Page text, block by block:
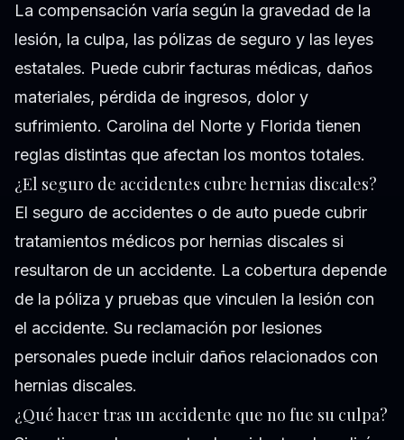
La compensación varía según la gravedad de la
lesión, la culpa, las pólizas de seguro y las leyes
estatales. Puede cubrir facturas médicas, daños
materiales, pérdida de ingresos, dolor y
sufrimiento. Carolina del Norte y Florida tienen
reglas distintas que afectan los montos totales.
¿El seguro de accidentes cubre hernias discales?
El seguro de accidentes o de auto puede cubrir
tratamientos médicos por hernias discales si
resultaron de un accidente. La cobertura depende
de la póliza y pruebas que vinculen la lesión con
el accidente. Su reclamación por lesiones
personales puede incluir daños relacionados con
hernias discales.
¿Qué hacer tras un accidente que no fue su culpa?